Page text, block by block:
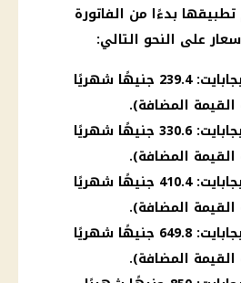
تطبيقها بدءًا من الفاتورة
على النحو التالي:
باقة سوبر 140 جيجابايت: 239.4 جنيهًا شهريًا
المضافة).
باقة سوبر 200 جيجابايت: 330.6 جنيهًا شهريًا
المضافة).
باقة سوبر 250 جيجابايت: 410.4 جنيهًا شهريًا
المضافة).
باقة سوبر 400 جيجابايت: 649.8 جنيهًا شهريًا
المضافة).